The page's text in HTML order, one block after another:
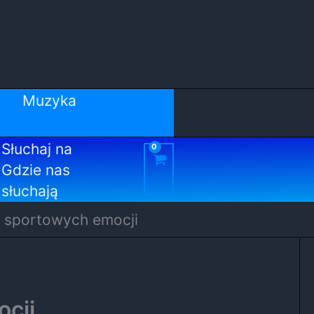
Muzyka
Słuchaj na
Gdzie nas
słuchają
sportowych emocji